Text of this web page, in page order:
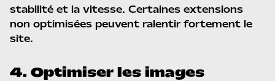
stabilité et la vitesse. Certaines extensions
non optimisées peuvent ralentir fortement le
site.
4. Optimiser les images